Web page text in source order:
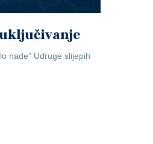
nade” Udruge slijepih